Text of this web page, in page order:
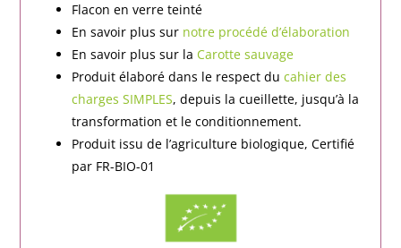
Flacon en verre teinté
En savoir plus sur notre procédé d’élaboration
En savoir plus sur la Carotte sauvage
Produit élaboré dans le respect du cahier des
charges SIMPLES, depuis la cueillette, jusqu’à la
transformation et le conditionnement.
Produit issu de l’agriculture biologique, Certifié
par FR-BIO-01